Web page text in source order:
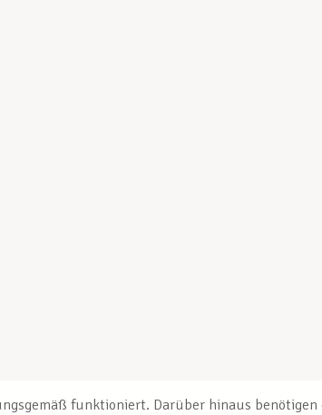
funktioniert. Darüber hinaus